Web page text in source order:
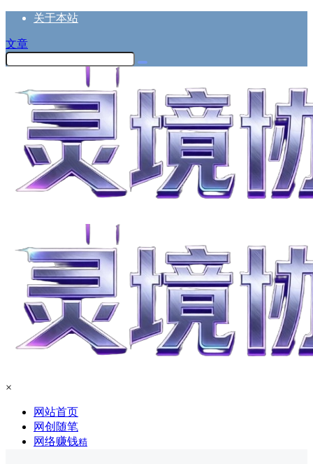
关于本站
文章
×
网站首页
网创随笔
网络赚钱精